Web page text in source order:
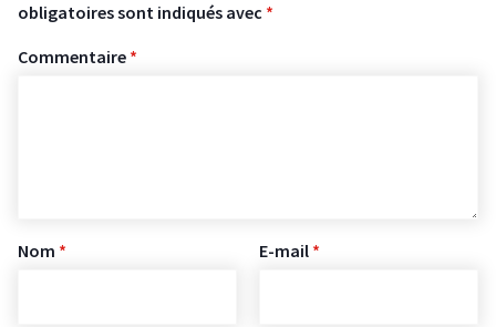
obligatoires sont indiqués avec *
Commentaire *
Nom * E-mail *